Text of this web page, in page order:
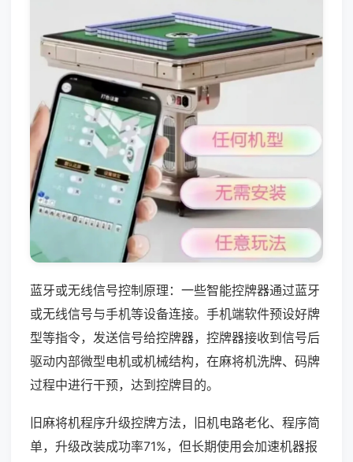
蓝牙或无线信号控制原理：一些智能控牌器通过蓝牙
或无线信号与手机等设备连接。手机端软件预设好牌
型等指令，发送信号给控牌器，控牌器接收到信号后
驱动内部微型电机或机械结构，在麻将机洗牌、码牌
过程中进行干预，达到控牌目的。
旧麻将机程序升级控牌方法，旧机电路老化、程序简
单，升级改装成功率71%，但长期使用会加速机器报